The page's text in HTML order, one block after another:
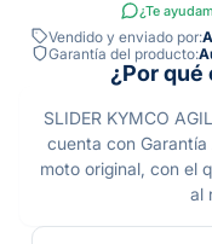
¿Te
Vendido y enviado por:
Garantía del producto:
¿Por
SLIDER KYMCO
cuenta con
moto original, con el
al